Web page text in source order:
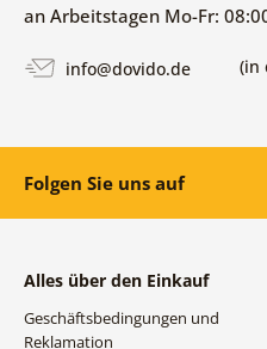
an Arbeitstagen Mo-Fr:
info@dovido.de (in
Folgen Sie uns auf
Alles über den Einkauf
Geschäftsbedingungen und
Reklamation